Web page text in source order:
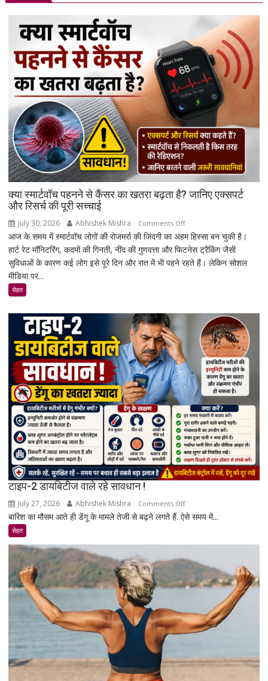
क्या स्मार्टवॉच पहनने से कैंसर का खतरा बढ़ता है? जानिए एक्सपर्ट
और रिसर्च की पूरी सच्चाई
July 30, 2026 Abhishek Mishra Comments Offon
क्या
स्मार्टवॉच
पहनने
खतरा
जानिए
एक्सपर्ट
और
रिसर्च
की
पूरी
सच्चाई
आज के समय में स्मार्टवॉच लोगों की रोजमर्रा की जिंदगी का अहम हिस्सा बन चुकी है।
हार्ट रेट मॉनिटरिंग, कदमों की गिनती, नींद की गुणवत्ता और फिटनेस ट्रैकिंग जैसी
सुविधाओं के कारण कई लोग इसे पूरे दिन और रात में भी पहने रहते हैं। लेकिन सोशल
मीडिया पर...
सेहत
टाइप-2 डायबिटीज वाले रहे सावधान !
July 27, 2026 Abhishek Mishra Comments Offon
टाइप-2
वाले
सावधान
!
बारिश का मौसम आते ही डेंगू के मामले तेजी से बढ़ने लगते हैं. ऐसे समय में...
सेहत